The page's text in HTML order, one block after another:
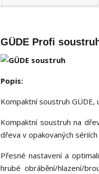
GÜDE Profi
Popis:
Kompaktní soustruh
Kompaktní soustruh na
dřeva v opakovaných
Přesné nastavení a
hrubé obrábění/hlazení/